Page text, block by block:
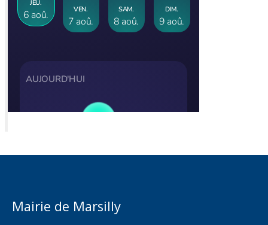
Mairie de Marsilly